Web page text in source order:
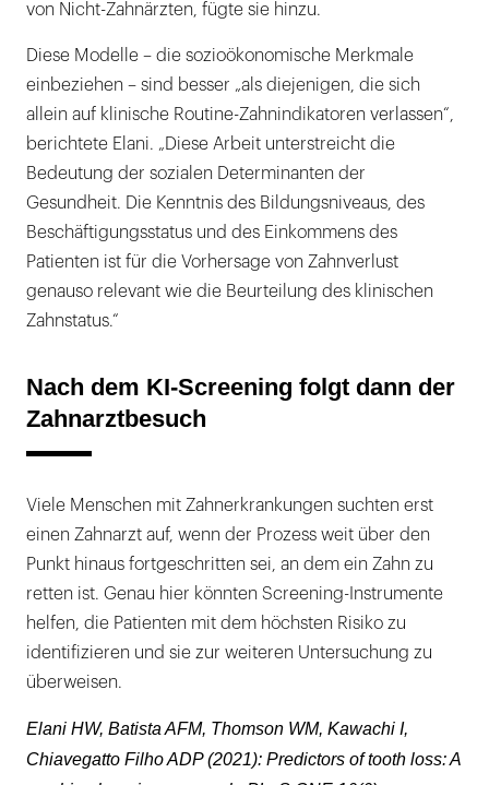
von Nicht-Zahnärzten, fügte sie hinzu.
Diese Modelle – die sozioökonomische Merkmale
einbeziehen – sind besser „als diejenigen, die sich
allein auf klinische Routine-Zahnindikatoren verlassen“,
berichtete Elani. „Diese Arbeit unterstreicht die
Bedeutung der sozialen Determinanten der
Gesundheit. Die Kenntnis des Bildungsniveaus, des
Beschäftigungsstatus und des Einkommens des
Patienten ist für die Vorhersage von Zahnverlust
genauso relevant wie die Beurteilung des klinischen
Zahnstatus.“
Nach dem KI-Screening folgt dann der
Zahnarztbesuch
Viele Menschen mit Zahnerkrankungen suchten erst
einen Zahnarzt auf, wenn der Prozess weit über den
Punkt hinaus fortgeschritten sei, an dem ein Zahn zu
retten ist. Genau hier könnten Screening-Instrumente
helfen, die Patienten mit dem höchsten Risiko zu
identifizieren und sie zur weiteren Untersuchung zu
überweisen.
Elani HW, Batista AFM, Thomson WM, Kawachi I,
Chiavegatto Filho ADP (2021): Predictors of tooth loss: A